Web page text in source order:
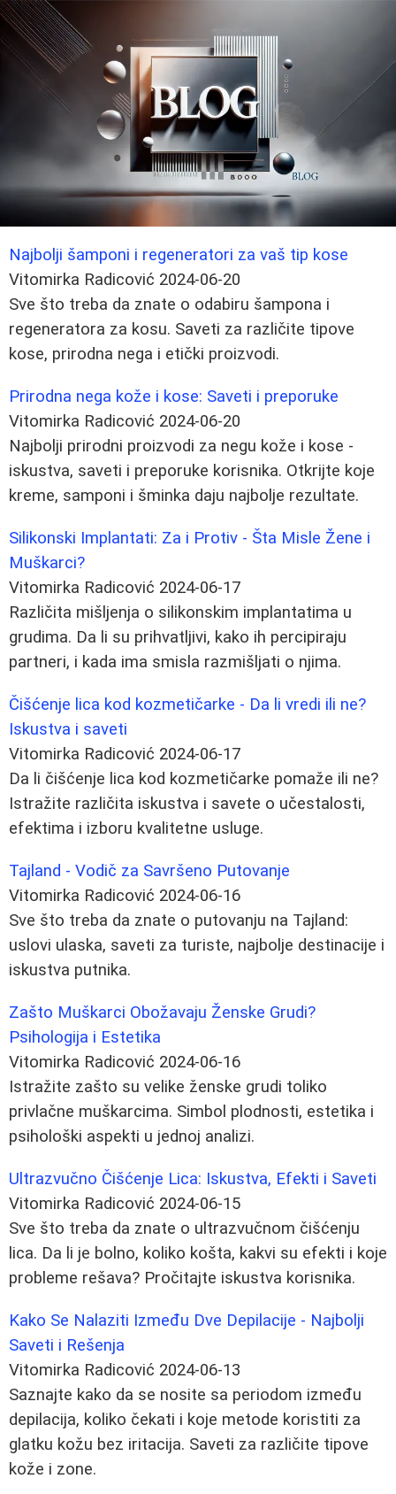
Najbolji šamponi i regeneratori za vaš tip kose
Vitomirka Radicović 2024-06-20
Sve što treba da znate o odabiru šampona i
regeneratora za kosu. Saveti za različite tipove
kose, prirodna nega i etički proizvodi.
Prirodna nega kože i kose: Saveti i preporuke
Vitomirka Radicović 2024-06-20
Najbolji prirodni proizvodi za negu kože i kose -
iskustva, saveti i preporuke korisnika. Otkrijte koje
kreme, samponi i šminka daju najbolje rezultate.
Silikonski Implantati: Za i Protiv - Šta Misle Žene i
Muškarci?
Vitomirka Radicović 2024-06-17
Različita mišljenja o silikonskim implantatima u
grudima. Da li su prihvatljivi, kako ih percipiraju
partneri, i kada ima smisla razmišljati o njima.
Čišćenje lica kod kozmetičarke - Da li vredi ili ne?
Iskustva i saveti
Vitomirka Radicović 2024-06-17
Da li čišćenje lica kod kozmetičarke pomaže ili ne?
Istražite različita iskustva i savete o učestalosti,
efektima i izboru kvalitetne usluge.
Tajland - Vodič za Savršeno Putovanje
Vitomirka Radicović 2024-06-16
Sve što treba da znate o putovanju na Tajland:
uslovi ulaska, saveti za turiste, najbolje destinacije i
iskustva putnika.
Zašto Muškarci Obožavaju Ženske Grudi?
Psihologija i Estetika
Vitomirka Radicović 2024-06-16
Istražite zašto su velike ženske grudi toliko
privlačne muškarcima. Simbol plodnosti, estetika i
psihološki aspekti u jednoj analizi.
Ultrazvučno Čišćenje Lica: Iskustva, Efekti i Saveti
Vitomirka Radicović 2024-06-15
Sve što treba da znate o ultrazvučnom čišćenju
lica. Da li je bolno, koliko košta, kakvi su efekti i koje
probleme rešava? Pročitajte iskustva korisnika.
Kako Se Nalaziti Između Dve Depilacije - Najbolji
Saveti i Rešenja
Vitomirka Radicović 2024-06-13
Saznajte kako da se nosite sa periodom između
depilacija, koliko čekati i koje metode koristiti za
glatku kožu bez iritacija. Saveti za različite tipove
kože i zone.